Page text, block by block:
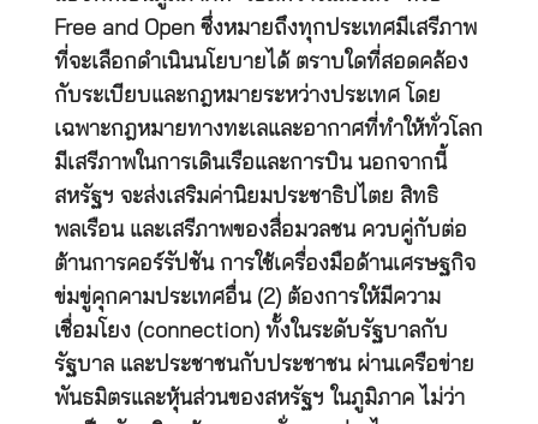
Free and Open ซึ่งหมายถึงทุกประเทศมีเสรีภาพ
ที่จะเลือกดำเนินนโยบายได้ ตราบใดที่สอดคล้อง
กับระเบียบและกฎหมายระหว่างประเทศ โดย
เฉพาะกฎหมายทางทะเลและอากาศที่ทำให้ทั่วโลก
มีเสรีภาพในการเดินเรือและการบิน นอกจากนี้
สหรัฐฯ จะส่งเสริมค่านิยมประชาธิปไตย สิทธิ
พลเรือน และเสรีภาพของสื่อมวลชน ควบคู่กับต่อ
ต้านการคอร์รัปชัน การใช้เครื่องมือด้านเศรษฐกิจ
ข่มขู่คุกคามประเทศอื่น (2) ต้องการให้มีความ
เชื่อมโยง (connection) ทั้งในระดับรัฐบาลกับ
รัฐบาล และประชาชนกับประชาชน ผ่านเครือข่าย
พันธมิตรและหุ้นส่วนของสหรัฐฯ ในภูมิภาค ไม่ว่า